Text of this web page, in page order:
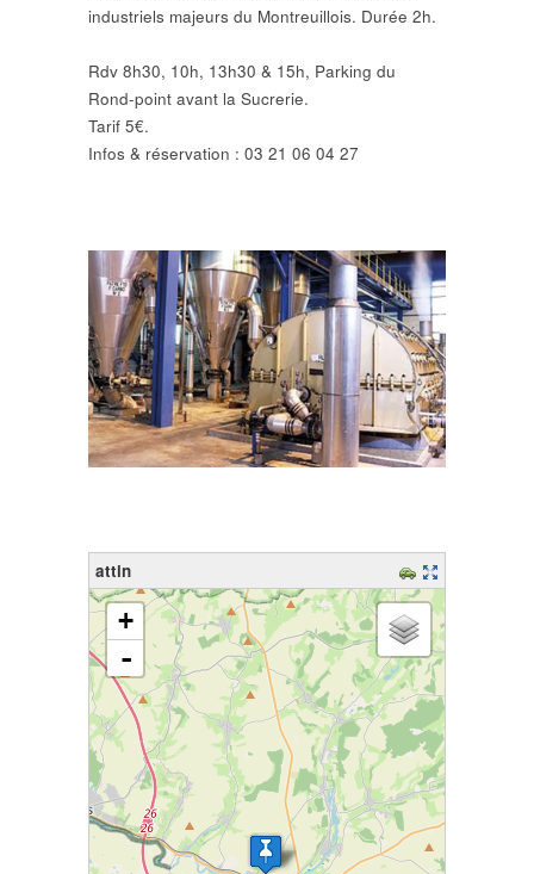
industriels majeurs du Montreuillois. Durée 2h.
Rdv 8h30, 10h, 13h30 & 15h, Parking du
Rond-point avant la Sucrerie.
Tarif 5€.
Infos & réservation : 03 21 06 04 27
attin
chargement de la carte - veuillez patienter...
+
-